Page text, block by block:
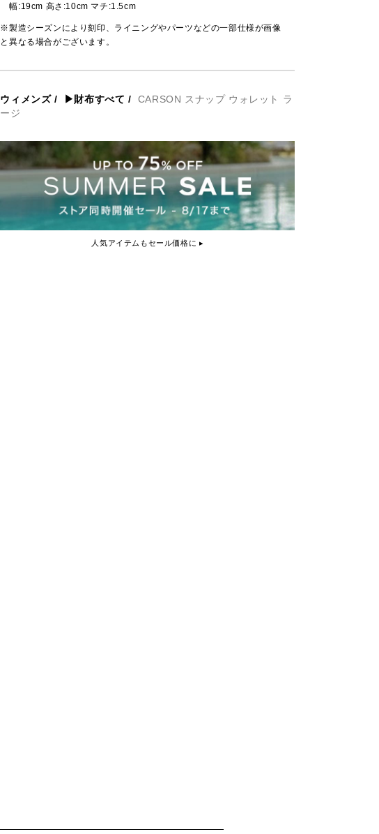
幅:19cm 高さ:10cm マチ:1.5cm
※製造シーズンにより刻印、ライニングやパーツなどの一部仕様が画像
と異なる場合がございます。
ウィメンズ/ ▶財布すべて /
CARSON スナップ ウォレット ラ
ージ
人気アイテムもセール価格に ▸